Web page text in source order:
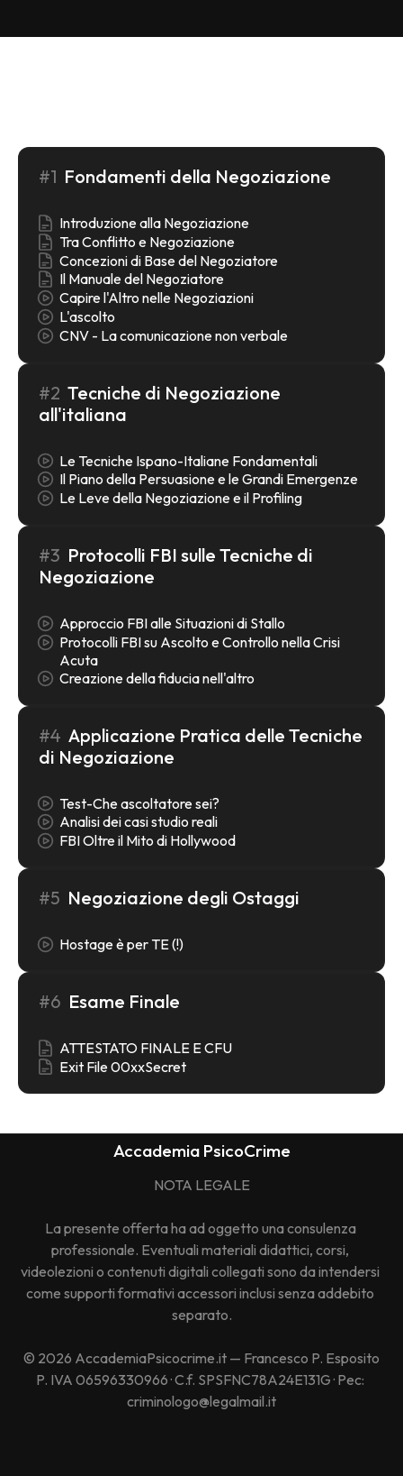
#1 Fondamenti della Negoziazione
Introduzione alla Negoziazione
Tra Conflitto e Negoziazione
Concezioni di Base del Negoziatore
Il Manuale del Negoziatore
Capire l'Altro nelle Negoziazioni
L'ascolto
CNV - La comunicazione non verbale
#2 Tecniche di Negoziazione
all'italiana
Le Tecniche Ispano-Italiane Fondamentali
Il Piano della Persuasione e le Grandi Emergenze
Le Leve della Negoziazione e il Profiling
#3 Protocolli FBI sulle Tecniche di
Negoziazione
Approccio FBI alle Situazioni di Stallo
Protocolli FBI su Ascolto e Controllo nella Crisi
Acuta
Creazione della fiducia nell'altro
#4 Applicazione Pratica delle Tecniche
di Negoziazione
Test-Che ascoltatore sei?
Analisi dei casi studio reali
FBI Oltre il Mito di Hollywood
#5 Negoziazione degli Ostaggi
Hostage è per TE (!)
#6 Esame Finale
ATTESTATO FINALE E CFU
Exit File 00xxSecret
Accademia PsicoCrime
NOTA LEGALE
La presente offerta ha ad oggetto una consulenza
professionale. Eventuali materiali didattici, corsi,
videolezioni o contenuti digitali collegati sono da intendersi
come supporti formativi accessori inclusi senza addebito
separato.
© 2026 AccademiaPsicocrime.it — Francesco P. Esposito
P. IVA 06596330966 · C.f. SPSFNC78A24E131G · Pec:
criminologo@legalmail.it